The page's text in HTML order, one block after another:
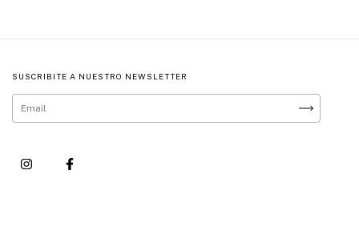
SUSCRIBITE A NUESTRO NEWSLETTER